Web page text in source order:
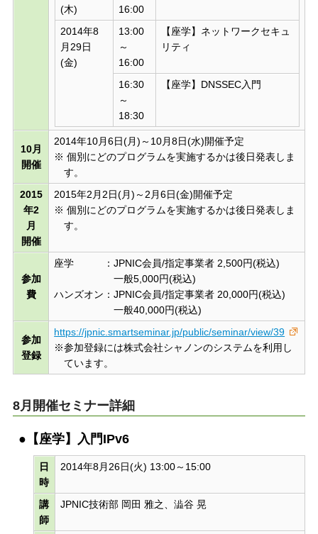
(木)
16:00
2014年8
月29日
(金)
13:00
～
16:00
【座学】ネットワークセキュ
リティ
16:30
～
18:30
【座学】DNSSEC入門
10月
開催
2014年10月6日(月)～10月8日(水)開催予定
※ 個別にどのプログラムを実施するかは後日発表しま
す。
2015
年2
月
開催
2015年2月2日(月)～2月6日(金)開催予定
※ 個別にどのプログラムを実施するかは後日発表しま
す。
参加
費
座学 ：JPNIC会員/指定事業者 2,500円(税込)
一般5,000円(税込)
ハンズオン：JPNIC会員/指定事業者 20,000円(税込)
一般40,000円(税込)
参加
登録
https://jpnic.smartseminar.jp/public/seminar/view/39
※参加登録には株式会社シャノンのシステムを利用し
ています。
8月開催セミナー詳細
●【座学】入門IPv6
日
時
2014年8月26日(火) 13:00～15:00
講
師
JPNIC技術部 岡田 雅之、澁谷 晃